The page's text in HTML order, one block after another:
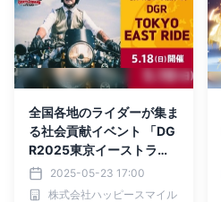
全国各地のライダーが集ま
る社会貢献イベント 「DG
R2025東京イーストライ
ドチャリティイベント」写
真展示販売のお知らせ
2025-05-23 17:00
株式会社ハッピースマイル